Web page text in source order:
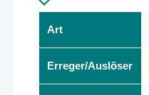
Art
Erreger/Auslöser